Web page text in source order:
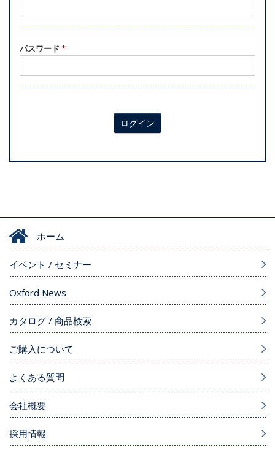
パスワード *
ログイン
ホーム
イベント / セミナー
Oxford News
カタログ / 商品検索
ご購入について
よくある質問
会社概要
採用情報